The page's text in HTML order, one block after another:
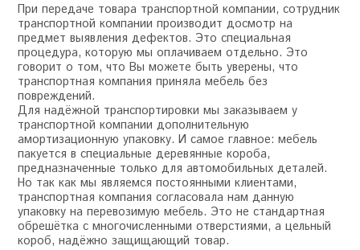
При передаче товара транспортной компании, сотрудник
транспортной компании производит досмотр на
предмет выявления дефектов. Это специальная
процедура, которую мы оплачиваем отдельно. Это
говорит о том, что Вы можете быть уверены, что
транспортная компания приняла мебель без
повреждений.
Для надёжной транспортировки мы заказываем у
транспортной компании дополнительную
амортизационную упаковку. И самое главное: мебель
пакуется в специальные деревянные короба,
предназначенные только для автомобильных деталей.
Но так как мы являемся постоянными клиентами,
транспортная компания согласовала нам данную
упаковку на перевозимую мебель. Это не стандартная
обрешётка с многочисленными отверстиями, а цельный
короб, надёжно защищающий товар.